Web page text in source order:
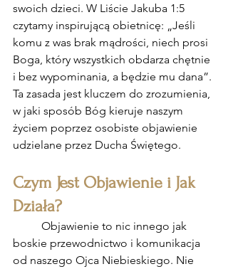
swoich dzieci. W Liście Jakuba 1:5
czytamy inspirującą obietnicę: „Jeśli
komu z was brak mądrości, niech prosi
Boga, który wszystkich obdarza chętnie
i bez wypominania, a będzie mu dana”.
Ta zasada jest kluczem do zrozumienia,
w jaki sposób Bóg kieruje naszym
życiem poprzez osobiste objawienie
udzielane przez Ducha Świętego.
Czym Jest Objawienie i Jak
Działa?
boskie przewodnictwo i komunikacja
od naszego Ojca Niebieskiego. Nie